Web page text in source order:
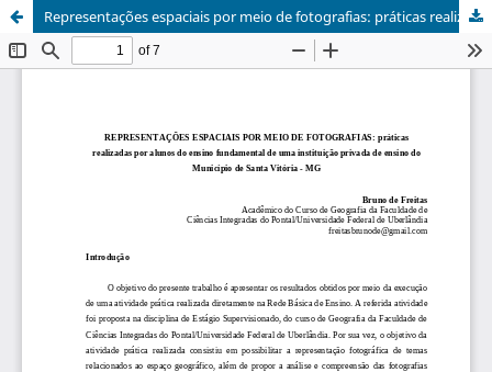
Representações espaciais por meio de fotografias: práticas realizadas por alunos do ensino fundamental de uma instituição privada de ensino do Município de Santa Vitória - MG